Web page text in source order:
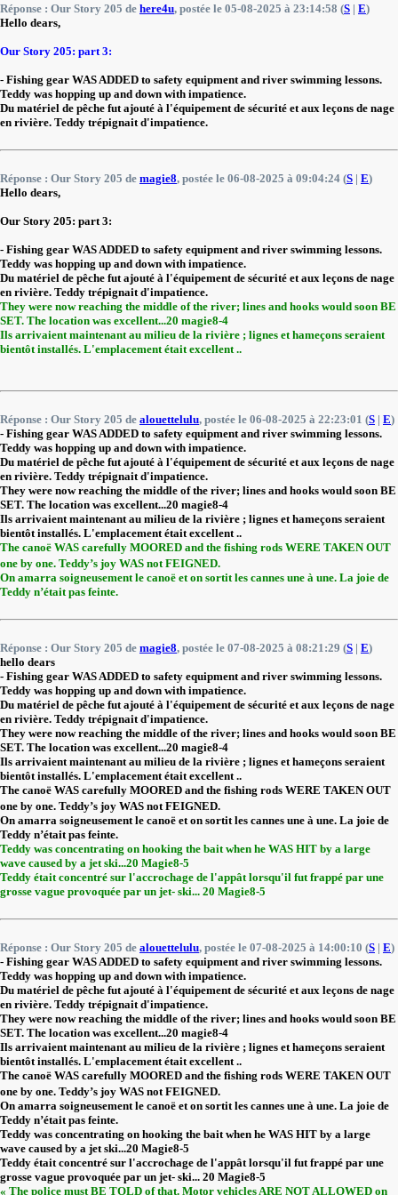
Réponse : Our Story 205 de here4u, postée le 05-08-2025 à 23:14:58 (S | E)
Hello dears,
Our Story 205: part 3:
- Fishing gear WAS ADDED to safety equipment and river swimming lessons.
Teddy was hopping up and down with impatience.
Du matériel de pêche fut ajouté à l'équipement de sécurité et aux leçons de nage
en rivière. Teddy trépignait d'impatience.
Réponse : Our Story 205 de magie8, postée le 06-08-2025 à 09:04:24 (S | E)
Hello dears,
Our Story 205: part 3:
- Fishing gear WAS ADDED to safety equipment and river swimming lessons.
Teddy was hopping up and down with impatience.
Du matériel de pêche fut ajouté à l'équipement de sécurité et aux leçons de nage
en rivière. Teddy trépignait d'impatience.
They were now reaching the middle of the river; lines and hooks would soon BE
SET. The location was excellent...20 magie8-4
Ils arrivaient maintenant au milieu de la rivière ; lignes et hameçons seraient
bientôt installés. L'emplacement était excellent ..
Réponse : Our Story 205 de alouettelulu, postée le 06-08-2025 à 22:23:01 (S | E)
- Fishing gear WAS ADDED to safety equipment and river swimming lessons.
Teddy was hopping up and down with impatience.
Du matériel de pêche fut ajouté à l'équipement de sécurité et aux leçons de nage
en rivière. Teddy trépignait d'impatience.
They were now reaching the middle of the river; lines and hooks would soon BE
SET. The location was excellent...20 magie8-4
Ils arrivaient maintenant au milieu de la rivière ; lignes et hameçons seraient
bientôt installés. L'emplacement était excellent ..
The canoë WAS carefully MOORED and the fishing rods WERE TAKEN OUT
one by one. Teddy’s joy WAS not FEIGNED.
On amarra soigneusement le canoë et on sortit les cannes une à une. La joie de
Teddy n’était pas feinte.
Réponse : Our Story 205 de magie8, postée le 07-08-2025 à 08:21:29 (S | E)
hello dears
- Fishing gear WAS ADDED to safety equipment and river swimming lessons.
Teddy was hopping up and down with impatience.
Du matériel de pêche fut ajouté à l'équipement de sécurité et aux leçons de nage
en rivière. Teddy trépignait d'impatience.
They were now reaching the middle of the river; lines and hooks would soon BE
SET. The location was excellent...20 magie8-4
Ils arrivaient maintenant au milieu de la rivière ; lignes et hameçons seraient
bientôt installés. L'emplacement était excellent ..
The canoë WAS carefully MOORED and the fishing rods WERE TAKEN OUT
one by one. Teddy’s joy WAS not FEIGNED.
On amarra soigneusement le canoë et on sortit les cannes une à une. La joie de
Teddy n’était pas feinte.
Teddy was concentrating on hooking the bait when he WAS HIT by a large
wave caused by a jet ski...20 Magie8-5
Teddy était concentré sur l'accrochage de l'appât lorsqu'il fut frappé par une
grosse vague provoquée par un jet- ski... 20 Magie8-5
Réponse : Our Story 205 de alouettelulu, postée le 07-08-2025 à 14:00:10 (S | E)
- Fishing gear WAS ADDED to safety equipment and river swimming lessons.
Teddy was hopping up and down with impatience.
Du matériel de pêche fut ajouté à l'équipement de sécurité et aux leçons de nage
en rivière. Teddy trépignait d'impatience.
They were now reaching the middle of the river; lines and hooks would soon BE
SET. The location was excellent...20 magie8-4
Ils arrivaient maintenant au milieu de la rivière ; lignes et hameçons seraient
bientôt installés. L'emplacement était excellent ..
The canoë WAS carefully MOORED and the fishing rods WERE TAKEN OUT
one by one. Teddy’s joy WAS not FEIGNED.
On amarra soigneusement le canoë et on sortit les cannes une à une. La joie de
Teddy n’était pas feinte.
Teddy was concentrating on hooking the bait when he WAS HIT by a large
wave caused by a jet ski...20 Magie8-5
Teddy était concentré sur l'accrochage de l'appât lorsqu'il fut frappé par une
grosse vague provoquée par un jet- ski... 20 Magie8-5
« The police must BE TOLD of that. Motor vehicles ARE NOT ALLOWED on